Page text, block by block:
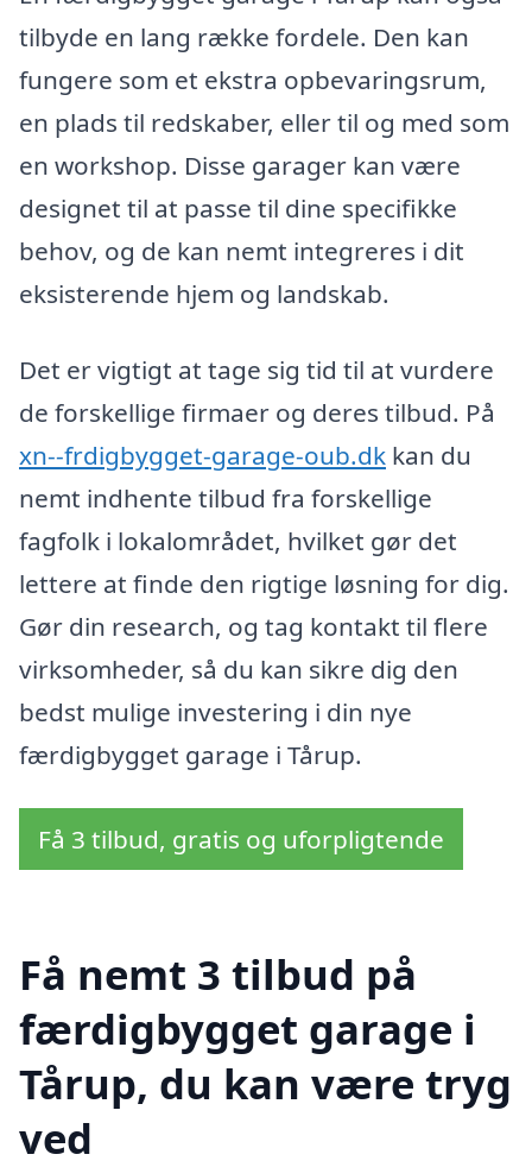
tilbyde en lang række fordele. Den kan
fungere som et ekstra opbevaringsrum,
en plads til redskaber, eller til og med som
en workshop. Disse garager kan være
designet til at passe til dine specifikke
behov, og de kan nemt integreres i dit
eksisterende hjem og landskab.
Det er vigtigt at tage sig tid til at vurdere
de forskellige firmaer og deres tilbud. På
xn--frdigbygget-garage-oub.dk kan du
nemt indhente tilbud fra forskellige
fagfolk i lokalområdet, hvilket gør det
lettere at finde den rigtige løsning for dig.
Gør din research, og tag kontakt til flere
virksomheder, så du kan sikre dig den
bedst mulige investering i din nye
færdigbygget garage i Tårup.
Få 3 tilbud, gratis og uforpligtende
Få nemt 3 tilbud på
færdigbygget garage i
Tårup, du kan være tryg
ved